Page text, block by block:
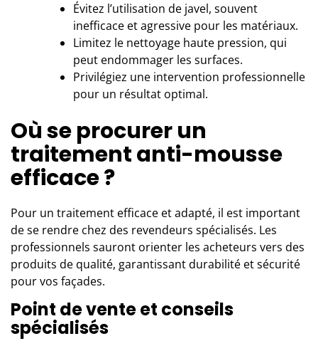
Évitez l’utilisation de javel, souvent
inefficace et agressive pour les matériaux.
Limitez le nettoyage haute pression, qui
peut endommager les surfaces.
Privilégiez une intervention professionnelle
pour un résultat optimal.
Où se procurer un
traitement anti-mousse
efficace ?
Pour un traitement efficace et adapté, il est important
de se rendre chez des revendeurs spécialisés. Les
professionnels sauront orienter les acheteurs vers des
produits de qualité, garantissant durabilité et sécurité
pour vos façades.
Point de vente et conseils
spécialisés